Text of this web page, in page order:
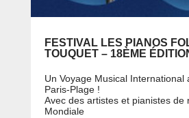
FESTIVAL LES PIANOS
TOUQUET – 18ÈME
Un Voyage Musical International
Paris-Plage !
Avec des artistes et pianistes de
Mondiale